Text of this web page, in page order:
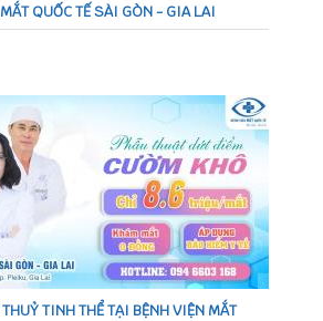
QUỐC TẾ SÀI GÒN - GIA LAI
TINH THỂ TẠI BỆNH VIỆN MẮT